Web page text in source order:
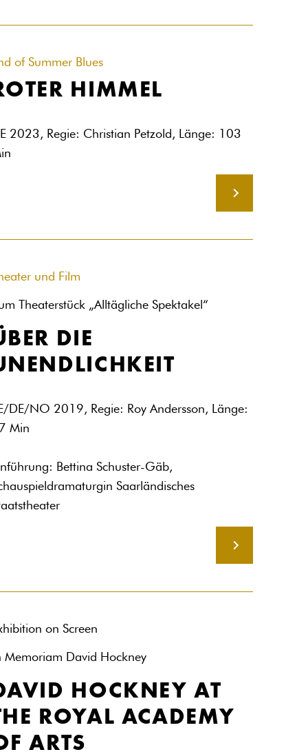
of Summer Blues
HIMMEL
2023, Regie: Christian Petzold, Länge: 103
und Film
Theaterstück „Alltägliche Spektakel“
DIE
DE/NO 2019, Regie: Roy Andersson, Länge:
Min
Bettina Schuster-Gäb,
Saarländisches
on Screen
Memoriam David Hockney
HOCKNEY AT
ROYAL ACADEMY
ARTS